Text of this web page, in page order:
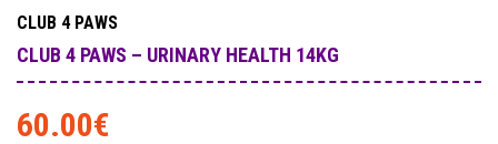
CLUB 4 PAWS
CLUB 4 PAWS – URINARY HEALTH 14KG
60.00€